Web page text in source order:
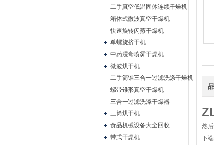
二手真空低温固体连续干燥机
箱体式微波真空干燥机
快速旋转闪蒸干燥机
单螺旋挤干机
中药浸膏喷雾干燥机
微波烘干机
二手筒锥三合一过滤洗涤干燥机
螺带锥形真空干燥机
三合一过滤洗涤干燥器
三筒烘干机
食品机械设备大全回收
带式干燥机
然
下